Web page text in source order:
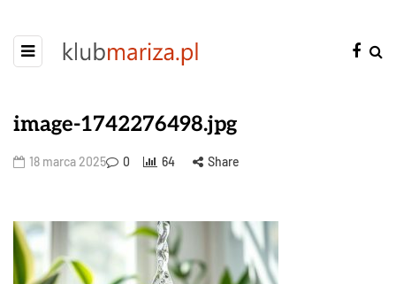
image-1742276498.jpg
18 marca 2025 0 64 Share